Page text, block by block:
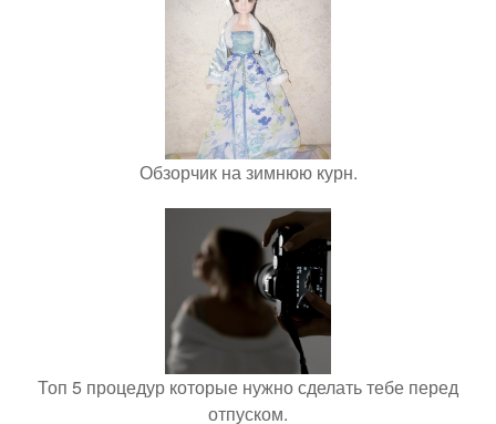
Обзорчик на зимнюю курн.
Топ 5 процедур которые нужно сделать тебе перед
отпуском.